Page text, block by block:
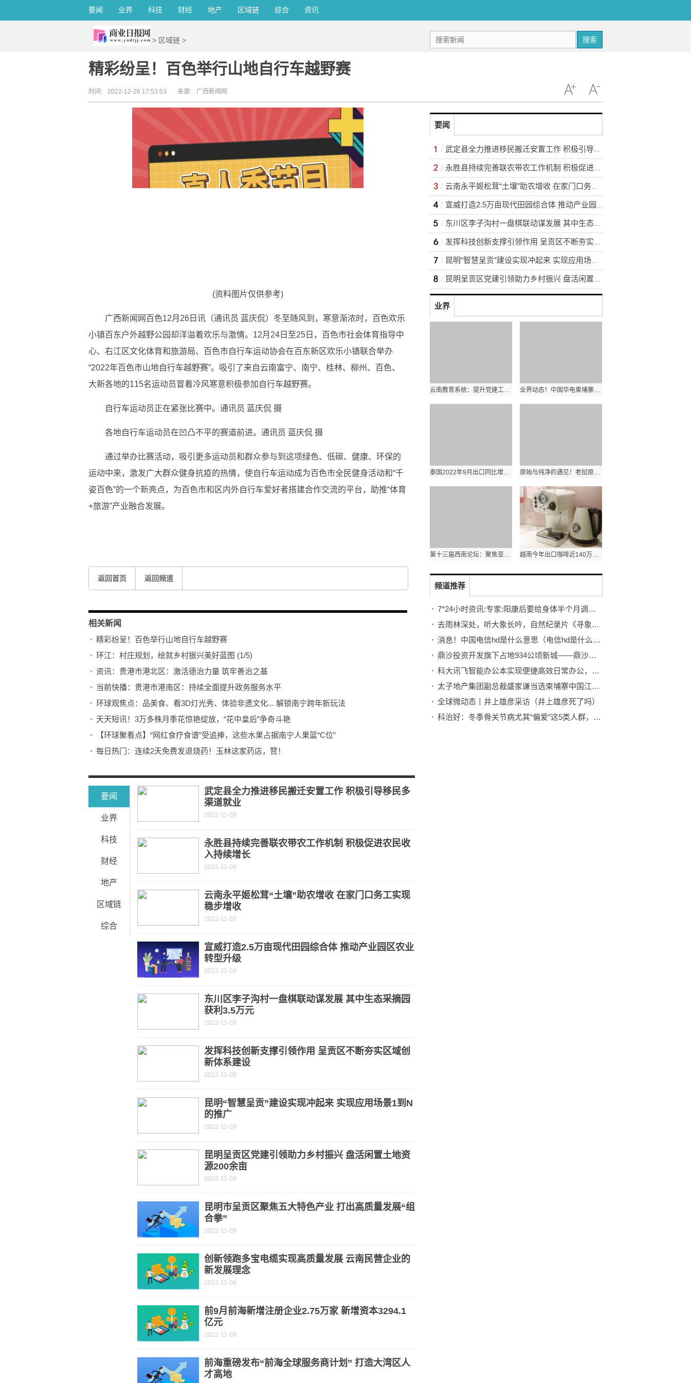
要闻 业界 科技 财经 地产 区域链 综合 资讯
> 区域链 > 搜索
精彩纷呈！百色举行山地自行车越野赛
时间: 2022-12-26 17:53:53 来源: 广西新闻网
(资料图片仅供参考)
广西新闻网百色12月26日讯（通讯员 蓝庆侃）冬至随风到，寒意渐浓时，百色欢乐
小镇百东户外越野公园却洋溢着欢乐与激情。12月24日至25日，百色市社会体育指导中
心、右江区文化体育和旅游局、百色市自行车运动协会在百东新区欢乐小镇联合举办
“2022年百色市山地自行车越野赛”。吸引了来自云南富宁、南宁、桂林、柳州、百色、
大新各地的115名运动员冒着冷风寒意积极参加自行车越野赛。
自行车运动员正在紧张比赛中。通讯员 蓝庆侃 摄
各地自行车运动员在凹凸不平的赛道前进。通讯员 蓝庆侃 摄
通过举办比赛活动，吸引更多运动员和群众参与到这项绿色、低碳、健康、环保的
运动中来，激发广大群众健身抗疫的热情，使自行车运动成为百色市全民健身活动和“千
姿百色”的一个新亮点，为百色市和区内外自行车爱好者搭建合作交流的平台，助推“体育
+旅游”产业融合发展。
返回首页 返回频道
相关新闻
精彩纷呈！百色举行山地自行车越野赛
环江：村庄规划，绘就乡村振兴美好蓝图 (1/5)
资讯：贵港市港北区：激活德治力量 筑牢善治之基
当前快播：贵港市港南区：持续全面提升政务服务水平
环球观焦点：品美食、看3D灯光秀、体验非遗文化... 解锁南宁跨年新玩法
天天短讯！3万多株月季花惊艳绽放，“花中皇后”争奇斗艳
【环球聚看点】“网红食疗食谱”受追捧，这些水果占据南宁人果篮“C位”
每日热门：连续2天免费发退烧药！玉林这家药店，赞！
要闻
业界
科技
财经
地产
区域链
综合
武定县全力推进移民搬迁安置工作 积极引导移民多
渠道就业
2022-11-09
永胜县持续完善联农带农工作机制 积极促进农民收
入持续增长
2022-11-09
云南永平姬松茸“土壤”助农增收 在家门口务工实现
稳步增收
2022-11-09
宣威打造2.5万亩现代田园综合体 推动产业园区农业
转型升级
2022-11-09
东川区李子沟村一盘棋联动谋发展 其中生态采摘园
获利3.5万元
2022-11-09
发挥科技创新支撑引领作用 呈贡区不断夯实区域创
新体系建设
2022-11-09
昆明“智慧呈贡”建设实现冲起来 实现应用场景1到N
的推广
2022-11-09
昆明呈贡区党建引领助力乡村振兴 盘活闲置土地资
源200余亩
2022-11-09
昆明市呈贡区聚焦五大特色产业 打出高质量发展“组
合拳”
2022-11-09
创新领跑多宝电缆实现高质量发展 云南民营企业的
新发展理念
2022-11-09
前9月前海新增注册企业2.75万家 新增资本3294.1
亿元
2022-11-09
前海重磅发布“前海全球服务商计划” 打造大湾区人
才高地
要闻
武定县全力推进移民搬迁安置工作 积极引导移民多渠道就业
永胜县持续完善联农带农工作机制 积极促进农民收入持续增长
云南永平姬松茸“土壤”助农增收 在家门口务工实现稳步增收
宣威打造2.5万亩现代田园综合体 推动产业园区农业转型升级
东川区李子沟村一盘棋联动谋发展 其中生态采摘园获利3.5万元
发挥科技创新支撑引领作用 呈贡区不断夯实区域创新体系建设
昆明“智慧呈贡”建设实现冲起来 实现应用场景1到N的推广
昆明呈贡区党建引领助力乡村振兴 盘活闲置土地资源200余亩
业界
云南教育系统：提升党建工作质量是办学治校的基本功和生命线 业界动态！中国华电柬埔寨西港项目首台机组顺利通过试验
泰国2022年9月出口同比增长7.8% 农产品出口额同比增长1.8% 原始与纯净的遇见！老挝原生态古树茶亮相第五届进博会
第十三届西南论坛：聚焦亚太格局演变和区域合作新发展 越南今年出口咖啡近140万吨 其中出口额达31.6亿美元
频道推荐
7*24小时资讯:专家:阳康后要给身体半个月调养期
去雨林深处，听大象长吟，自然纪录片《寻象》正式上线！
消息！中国电信hd是什么意思（电信hd是什么意思啊）
鼎沙投资开发旗下占地934公顷新城——鼎沙湾项目破土动工
科大讯飞智能办公本实现便捷高效日常办公，获得职场人青睐
太子地产集团副总裁盛家谦当选柬埔寨中国江苏总商会副会长
全球微动态丨井上雄彦采访（井上雄彦死了吗）
科治好：冬季骨关节病尤其“偏爱”这5类人群，务必当心